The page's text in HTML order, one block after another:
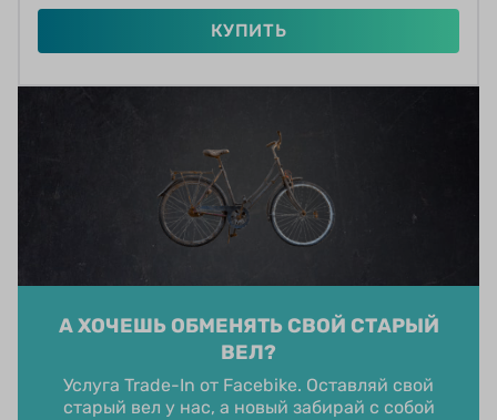
КУПИТЬ
А ХОЧЕШЬ ОБМЕНЯТЬ СВОЙ СТАРЫЙ
ВЕЛ?
Услуга Trade-In от Facebike. Оставляй свой
старый вел у нас, а новый забирай с собой